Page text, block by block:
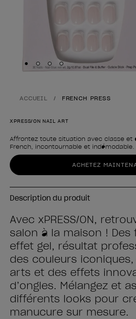
Skip to slide1
Skip to slide2
Skip to slide3
Skip to slide4
ACCUEIL FRENCH PRESS
XPRESS/ON NAIL ART
Affrontez toute situation avec classe et
French, incontournable et indémodable.
Forme du produit
ACHETEZ
Description du produit
Avec xPRESS/ON,
salon à la maison ! Des
effet gel, résultat
des couleurs
arts et des effets
d’ongles. Mélangez et
différents looks pour
manucure sur mesure.